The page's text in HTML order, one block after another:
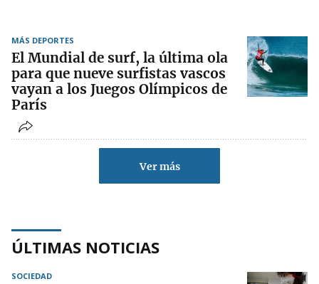
MÁS DEPORTES
El Mundial de surf, la última ola
para que nueve surfistas vascos
vayan a los Juegos Olímpicos de
París
Ver más
ÚLTIMAS NOTICIAS
SOCIEDAD